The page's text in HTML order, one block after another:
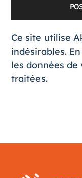
Ce site utilise
indésirables.
les données
traitées.